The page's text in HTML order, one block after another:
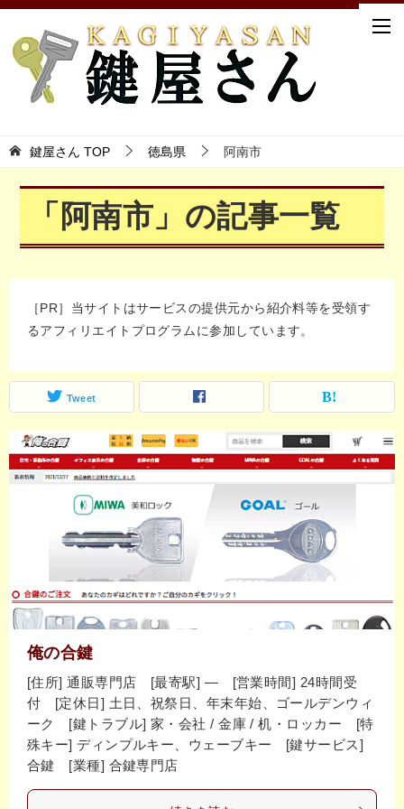
鍵屋さん TOP 徳島県 阿南市
「阿南市」の記事一覧
［PR］当サイトはサービスの提供元から紹介料等を受領す
るアフィリエイトプログラムに参加しています。
Tweet
俺の合鍵
[住所] 通販専門店 [最寄駅] ― [営業時間] 24時間受
付 [定休日] 土日、祝祭日、年末年始、ゴールデンウィ
ーク [鍵トラブル] 家・会社 / 金庫 / 机・ロッカー [特
殊キー] ディンプルキー、ウェーブキー [鍵サービス]
合鍵 [業種] 合鍵専門店